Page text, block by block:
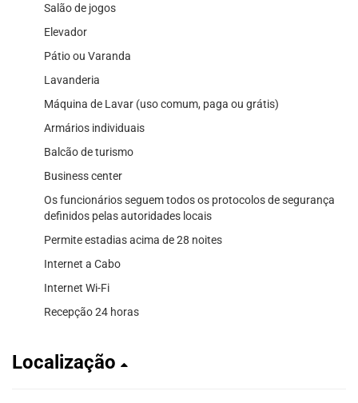
Salão de jogos
Elevador
Pátio ou Varanda
Lavanderia
Máquina de Lavar (uso comum, paga ou grátis)
Armários individuais
Balcão de turismo
Business center
Os funcionários seguem todos os protocolos de segurança
definidos pelas autoridades locais
Permite estadias acima de 28 noites
Internet a Cabo
Internet Wi-Fi
Recepção 24 horas
Localização